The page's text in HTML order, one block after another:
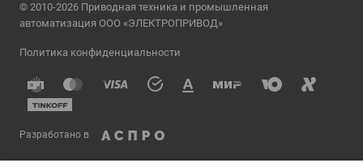
© 2010-2026 Приводная техника и промышленная
автоматизация ООО «ЭЛЕКТРОПРИВОД»
Политика конфиденциальности
Разработано в